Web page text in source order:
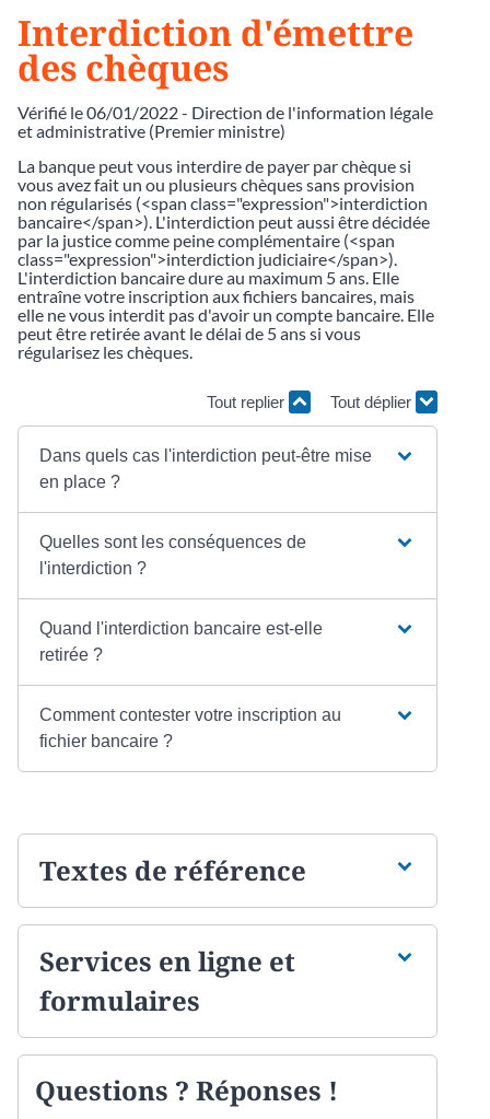
Interdiction d'émettre
des chèques
Vérifié le 06/01/2022 - Direction de l'information légale
et administrative (Premier ministre)
La banque peut vous interdire de payer par chèque si
vous avez fait un ou plusieurs chèques sans provision
non régularisés (<span class="expression">interdiction
bancaire</span>). L'interdiction peut aussi être décidée
par la justice comme peine complémentaire (<span
class="expression">interdiction judiciaire</span>).
L'interdiction bancaire dure au maximum 5 ans. Elle
entraîne votre inscription aux fichiers bancaires, mais
elle ne vous interdit pas d'avoir un compte bancaire. Elle
peut être retirée avant le délai de 5 ans si vous
régularisez les chèques.
Tout replier Tout déplier
Dans quels cas l'interdiction peut-être mise
en place ?
Quelles sont les conséquences de
l'interdiction ?
Quand l'interdiction bancaire est-elle
retirée ?
Comment contester votre inscription au
fichier bancaire ?
Textes de référence
Services en ligne et
formulaires
Questions ? Réponses !